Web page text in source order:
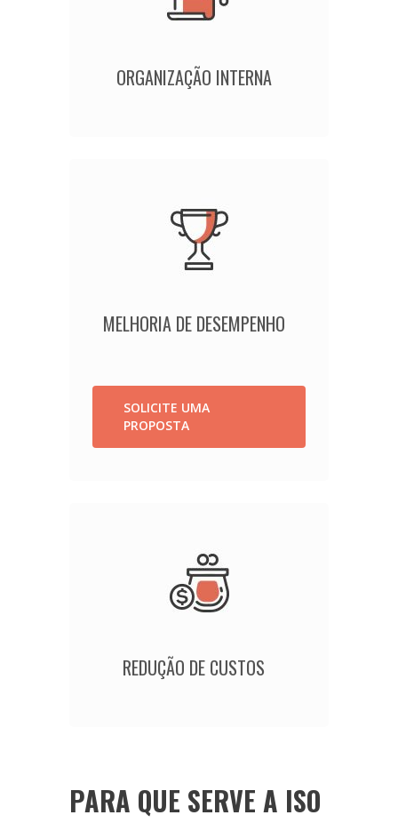
ORGANIZAÇÃO INTERNA
MELHORIA DE DESEMPENHO
SOLICITE UMA
PROPOSTA
REDUÇÃO DE CUSTOS
PARA QUE SERVE A ISO